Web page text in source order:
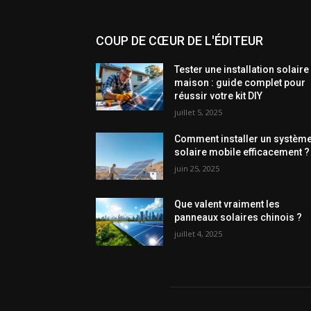
COUP DE CŒUR DE L'ÉDITEUR
Tester une installation solaire
maison : guide complet pour
réussir votre kit DIY
juillet 5, 2025
Comment installer un
solaire mobile efficacement ?
juin 25, 2025
Que valent vraiment les
panneaux solaires chinois ?
juillet 4, 2025